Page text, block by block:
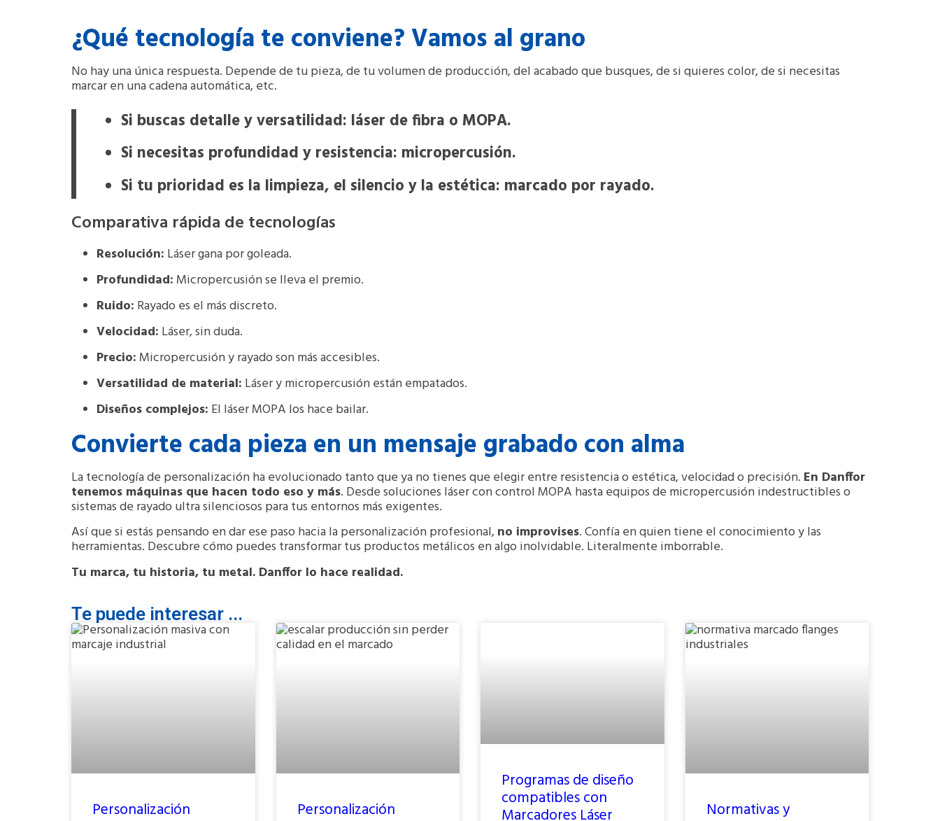
¿Qué tecnología te conviene? Vamos al grano
No hay una única respuesta. Depende de tu pieza, de tu volumen de producción, del acabado que busques, de si quieres color, de si necesitas
marcar en una cadena automática, etc.
Si buscas detalle y versatilidad: láser de fibra o MOPA.
Si necesitas profundidad y resistencia: micropercusión.
Si tu prioridad es la limpieza, el silencio y la estética: marcado por rayado.
Comparativa rápida de tecnologías
Resolución: Láser gana por goleada.
Profundidad: Micropercusión se lleva el premio.
Ruido: Rayado es el más discreto.
Velocidad: Láser, sin duda.
Precio: Micropercusión y rayado son más accesibles.
Versatilidad de material: Láser y micropercusión están empatados.
Diseños complejos: El láser MOPA los hace bailar.
Convierte cada pieza en un mensaje grabado con alma
La tecnología de personalización ha evolucionado tanto que ya no tienes que elegir entre resistencia o estética, velocidad o precisión. En Danffor
tenemos máquinas que hacen todo eso y más. Desde soluciones láser con control MOPA hasta equipos de micropercusión indestructibles o
sistemas de rayado ultra silenciosos para tus entornos más exigentes.
Así que si estás pensando en dar ese paso hacia la personalización profesional,no improvises. Confía en quien tiene el conocimiento y las
herramientas. Descubre cómo puedes transformar tus productos metálicos en algo inolvidable. Literalmente imborrable.
Tu marca, tu historia, tu metal. Danffor lo hace realidad.
Te puede interesar ...
Personalización Personalización
Programas de diseño
compatibles con
Marcadores Láser Normativas y